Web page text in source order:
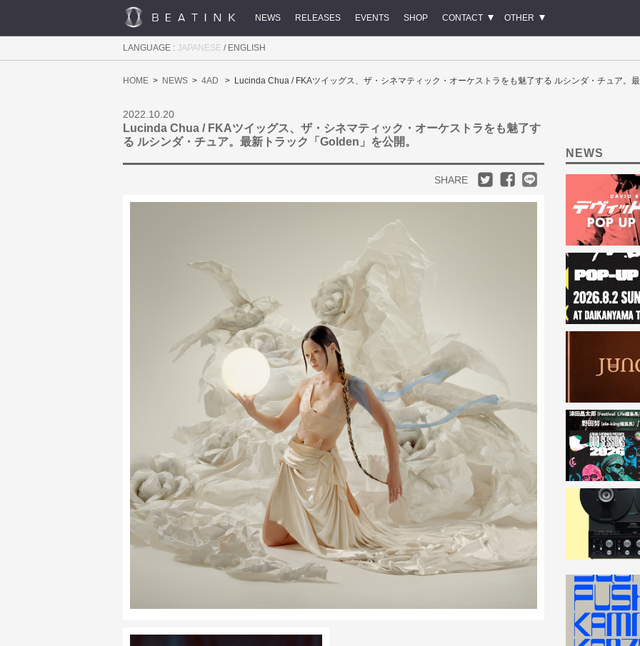
NEWS RELEASES EVENTS SHOP CONTACT OTHER
LANGUAGE : JAPANESE / ENGLISH
HOME NEWS 4AD Lucinda Chua / FKAツイッグス、ザ・シネマティック・オーケストラをも魅了する ルシンダ・チュア。
2022.10.20
Lucinda Chua / FKAツイッグス、ザ・シネマティック・オーケストラをも魅了す
る ルシンダ・チュア。最新トラック「Golden」を公開。
SHARE
NEWS